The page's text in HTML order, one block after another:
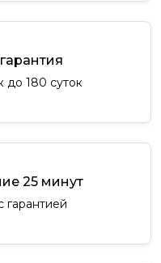
до 180 суток
25 минут
гарантией